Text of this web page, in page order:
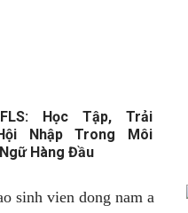
Học Tập, Trải
Nhập Trong Môi
Hàng Đầu